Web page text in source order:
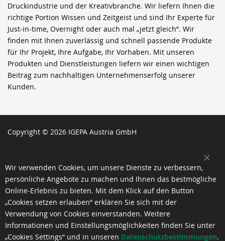
Druckindustrie und der Kreativbranche. Wir liefern Ihnen die
richtige Portion Wissen und Zeitgeist und sind Ihr Experte für
Just-in-time, Overnight oder auch mal „jetzt gleich“. Wir
finden mit Ihnen zuverlässig und schnell passende Produkte
für Ihr Projekt, Ihre Aufgabe, Ihr Vorhaben. Mit unseren
Produkten und Dienstleistungen liefern wir einen wichtigen
Beitrag zum nachhaltigen Unternehmenserfolg unserer
Kunden.
Copyright © 2026 IGEPA Austria GmbH
Wir verwenden Cookies, um unsere Dienste zu verbessern,
persönliche Angebote zu machen und Ihnen das bestmögliche
Online-Erlebnis zu bieten. Mit dem Klick auf den Button
„Cookies setzen erlauben“ erklären Sie sich mit der
Verwendung von Cookies einverstanden. Weitere
Informationen und Einstellungsmöglichkeiten finden Sie unter
„Cookies Settings“ und in unseren Datenschutzbestimmungen.